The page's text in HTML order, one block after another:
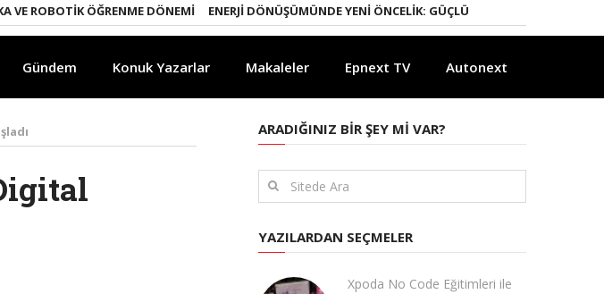
ÖĞRENME DÖNEMI ENERJI DÖNÜŞÜMÜNDE YENI ÖNCELIK: GÜÇLÜ ELEKTRIK ŞEBEKELERI
Gündem Konuk Yazarlar Makaleler Epnext TV Autonext
ARADIĞINIZ BIR ŞEY MI VAR?
YAZILARDAN SEÇMELER
Xpoda No Code Eğitimleri ile